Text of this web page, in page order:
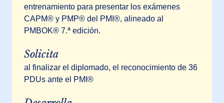
entrenamiento para presentar los exámenes
CAPM® y PMP® del PMI®, alineado al
PMBOK® 7.ª edición.
Solicita
al finalizar el diplomado, el reconocimiento de 36
PDUs ante el PMI®